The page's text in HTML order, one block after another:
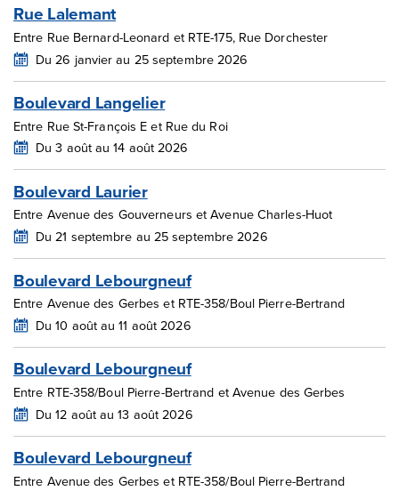
Rue Lalemant
Entre Rue Bernard-Leonard et RTE-175, Rue Dorchester
Du 26 janvier au 25 septembre 2026
Boulevard Langelier
Entre Rue St-François E et Rue du Roi
Du 3 août au 14 août 2026
Boulevard Laurier
Entre Avenue des Gouverneurs et Avenue Charles-Huot
Du 21 septembre au 25 septembre 2026
Boulevard Lebourgneuf
Entre Avenue des Gerbes et RTE-358/Boul Pierre-Bertrand
Du 10 août au 11 août 2026
Boulevard Lebourgneuf
Entre RTE-358/Boul Pierre-Bertrand et Avenue des Gerbes
Du 12 août au 13 août 2026
Boulevard Lebourgneuf
Entre Avenue des Gerbes et RTE-358/Boul Pierre-Bertrand